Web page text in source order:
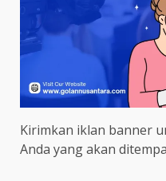
Kirimkan iklan banner
Anda yang akan